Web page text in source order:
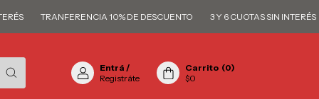
TRANFERENCIA 10% DE DESCUENTO 3 Y 6 CUOTAS SIN INTERÉS
Entrá /
Registráte
Carrito (0)
$0